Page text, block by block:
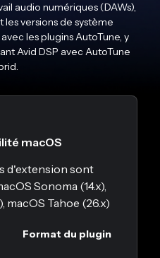
audio numériques (DAWs),
versions de système
les plugins AutoTune, y
Avid DSP avec AutoTune
macOS
d'extension sont
Sonoma (14.x),
macOS Tahoe (26.x)
Format du plugin